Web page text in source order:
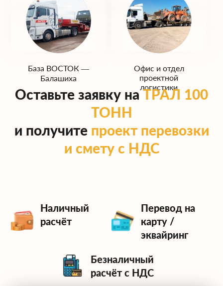
База ЮГ —
Домодедово
База ЗАПАД —
Одинцово
База ВОСТОК —
Балашиха
Офис и отдел
проектной
логистики
Оставьте заявку наТРАЛ 100
ТОНН
и получите проект перевозки
и смету с НДС
Наличный
расчёт
Перевод на
карту /
эквайринг
Безналичный
расчёт с НДС